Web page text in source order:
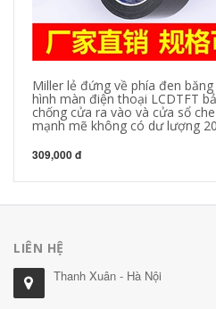
Miller lẻ đứng về phía đen
hình màn điện thoại LCDTFT
chống cửa ra vào và cửa sổ
mạnh mẽ không có dư lượng
309,000 đ
LIÊN HỆ
Thanh Xuân - Hà Nội